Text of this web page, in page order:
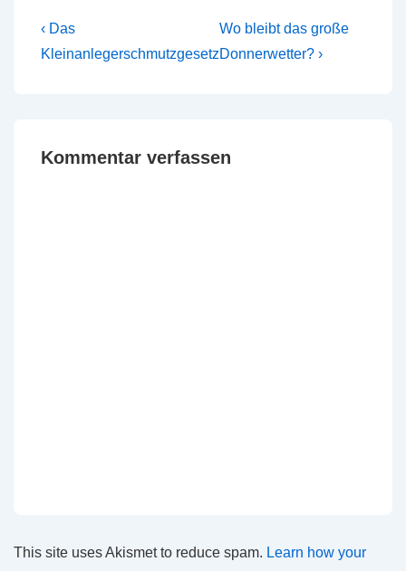
Beitragsnavigation
Vorheriger
Beitrag
‹ Das
Kleinanlegerschmutzgesetz
Nächster
Beitrag
Wo bleibt das große
Donnerwetter? ›
Kommentar verfassen
This site uses Akismet to reduce spam. Learn how your